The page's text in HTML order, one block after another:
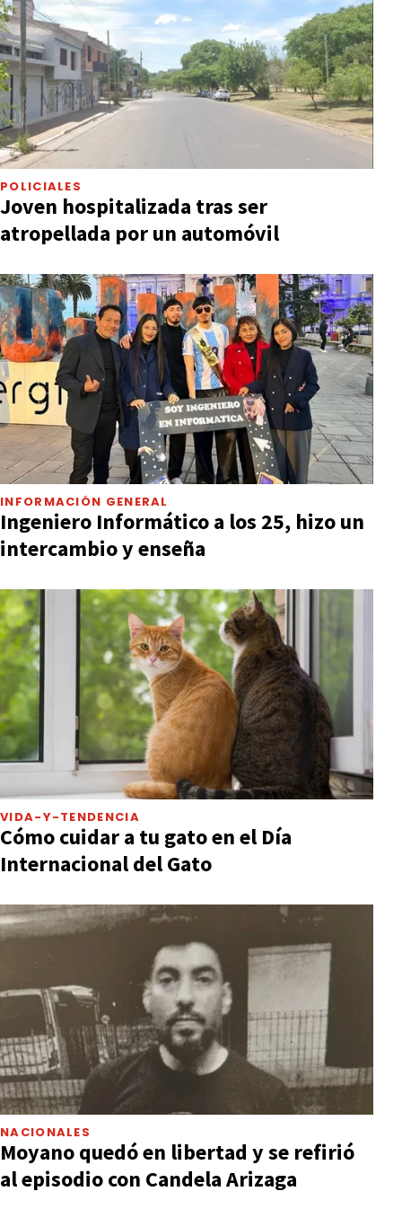
POLICIALES
Joven hospitalizada tras ser
atropellada por un automóvil
INFORMACIÓN GENERAL
Ingeniero Informático a los 25, hizo un
intercambio y enseña
VIDA-Y-TENDENCIA
Cómo cuidar a tu gato en el Día
Internacional del Gato
NACIONALES
Moyano quedó en libertad y se refirió
al episodio con Candela Arizaga